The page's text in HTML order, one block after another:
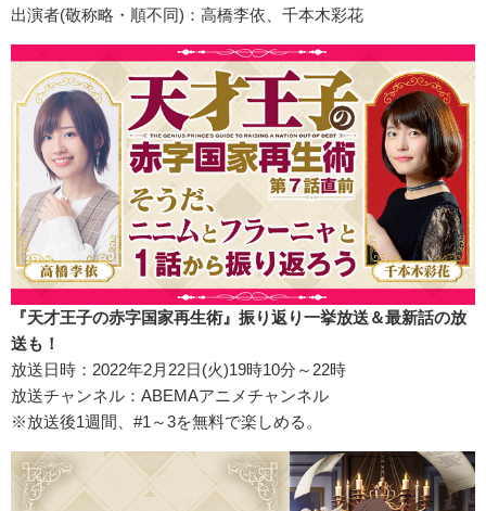
出演者(敬称略・順不同)：高橋李依、千本木彩花
『天才王子の赤字国家再生術』振り返り一挙放送＆最新話の放
送も！
放送日時：2022年2月22日(火)19時10分～22時
放送チャンネル：ABEMAアニメチャンネル
※放送後1週間、#1～3を無料で楽しめる。